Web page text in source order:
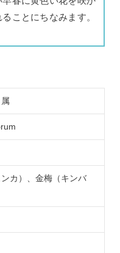
ことにちなみます。
カ）、金梅（キンバ